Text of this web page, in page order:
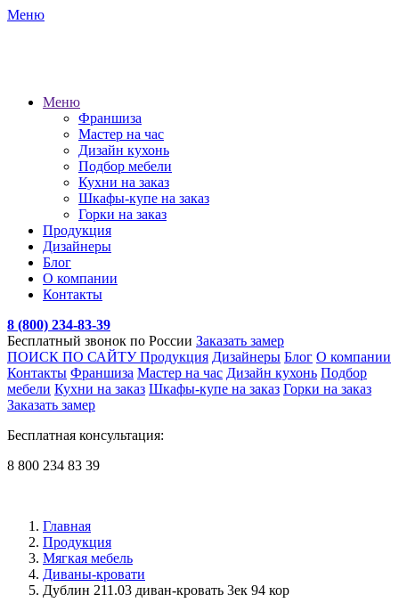
Меню
Меню
Франшиза
Мастер на час
Дизайн кухонь
Подбор мебели
Кухни на заказ
Шкафы-купе на заказ
Горки на заказ
Продукция
Дизайнеры
Блог
О компании
Контакты
8 (800) 234-83-39
Бесплатный звонок по России Заказать замер
ПОИСК ПО САЙТУПродукция Дизайнеры Блог О компании
Контакты Франшиза Мастер на час Дизайн кухонь Подбор
мебели Кухни на заказ Шкафы-купе на заказ Горки на заказ
Заказать замер
Бесплатная консультация:
8 800 234 83 39
Главная
Продукция
Мягкая мебель
Диваны-кровати
Дублин 211.03 диван-кровать 3ек 94 кор